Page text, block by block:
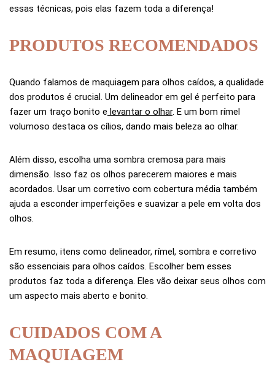
essas técnicas, pois elas fazem toda a diferença!
PRODUTOS RECOMENDADOS
Quando falamos de maquiagem para olhos caídos, a qualidade
dos produtos é crucial. Um delineador em gel é perfeito para
fazer um traço bonito e levantar o olhar. E um bom rímel
volumoso destaca os cílios, dando mais beleza ao olhar.
Além disso, escolha uma sombra cremosa para mais
dimensão. Isso faz os olhos parecerem maiores e mais
acordados. Usar um corretivo com cobertura média também
ajuda a esconder imperfeições e suavizar a pele em volta dos
olhos.
Em resumo, itens como delineador, rímel, sombra e corretivo
são essenciais para olhos caídos. Escolher bem esses
produtos faz toda a diferença. Eles vão deixar seus olhos com
um aspecto mais aberto e bonito.
CUIDADOS COM A
MAQUIAGEM